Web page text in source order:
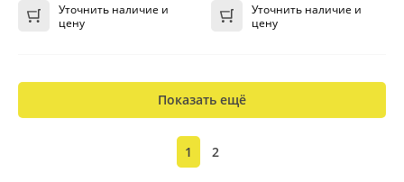
Уточнить наличие и
цену
Уточнить наличие и
цену
Показать ещё
1 2